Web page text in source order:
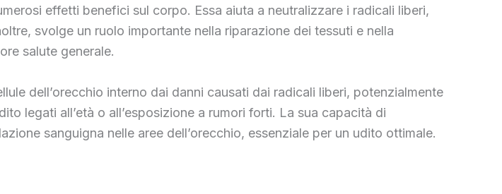
effetti benefici sul corpo. Essa aiuta a neutralizzare i radicali liberi,
svolge un ruolo importante nella riparazione dei tessuti e nella
salute generale.
dell’orecchio interno dai danni causati dai radicali liberi, potenzialmente
legati all’età o all’esposizione a rumori forti. La sua capacità di
sanguigna nelle aree dell’orecchio, essenziale per un udito ottimale.